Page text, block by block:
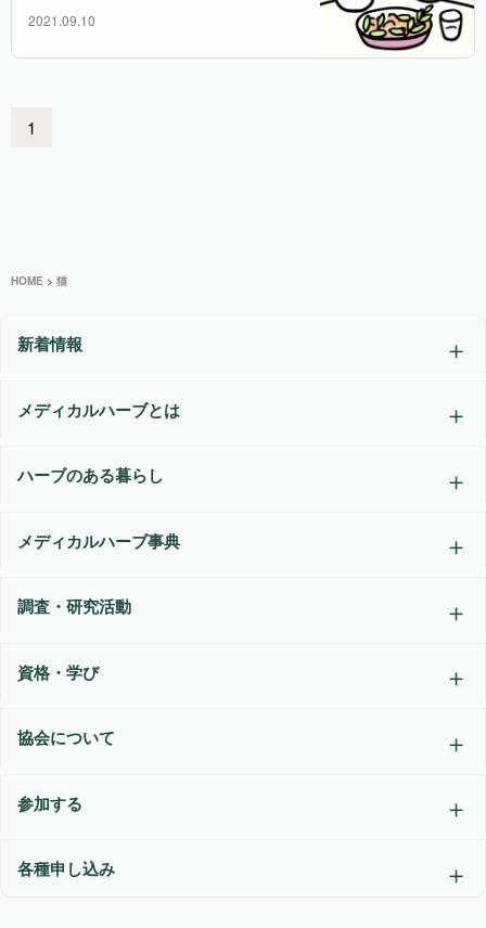
2021.09.10
1
HOME > 猫
新着情報
メディカルハーブとは
ハーブのある暮らし
メディカルハーブ事典
調査・研究活動
資格・学び
協会について
参加する
各種申し込み